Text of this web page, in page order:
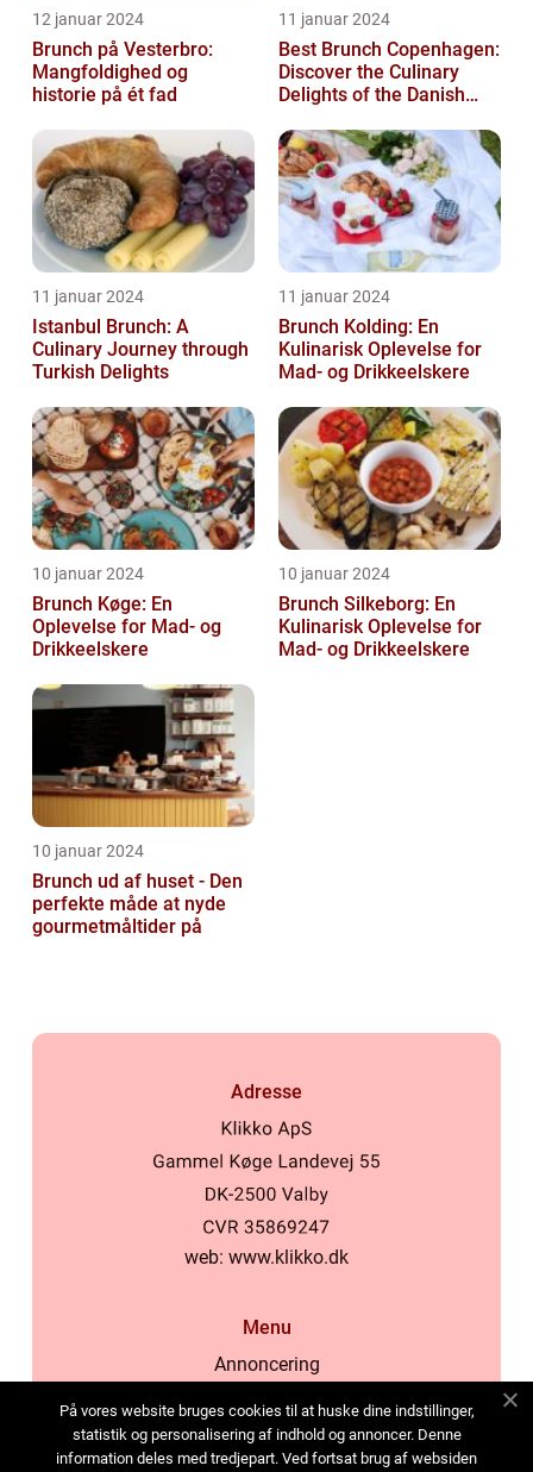
12 januar 2024
Brunch på Vesterbro:
Mangfoldighed og
historie på ét fad
11 januar 2024
Best Brunch Copenhagen:
Discover the Culinary
Delights of the Danish
11 januar 2024
Istanbul Brunch: A
Culinary Journey through
Turkish Delights
11 januar 2024
Brunch Kolding: En
Kulinarisk Oplevelse for
Mad- og Drikkeelskere
10 januar 2024
Brunch Køge: En
Oplevelse for Mad- og
Drikkeelskere
10 januar 2024
Brunch Silkeborg: En
Kulinarisk Oplevelse for
Mad- og Drikkeelskere
10 januar 2024
Brunch ud af huset - Den
perfekte måde at nyde
gourmetmåltider på
Adresse
web: www.klikko.dk
Menu
Annoncering
Cookies
Kontakt os
På vores website bruges cookies til at huske dine indstillinger,
statistik og personalisering af indhold og annoncer. Denne
information deles med tredjepart. Ved fortsat brug af websiden